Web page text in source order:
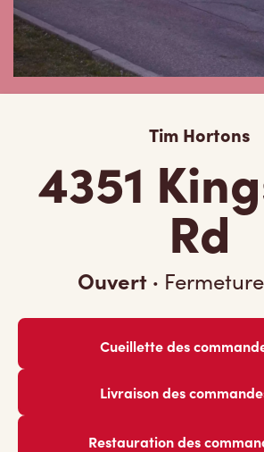
Tim Hortons
4351
Rd
Ouvert · Fermeture
Cueillette des
Livraison des
Restauration des